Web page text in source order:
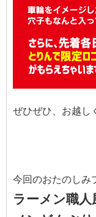
ぜひぜひ、お越し
今回のおたのしみ
ラーメン職